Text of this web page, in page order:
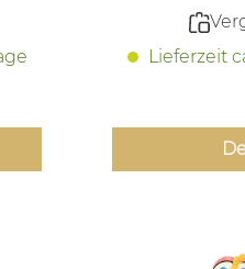
Lieferzeit